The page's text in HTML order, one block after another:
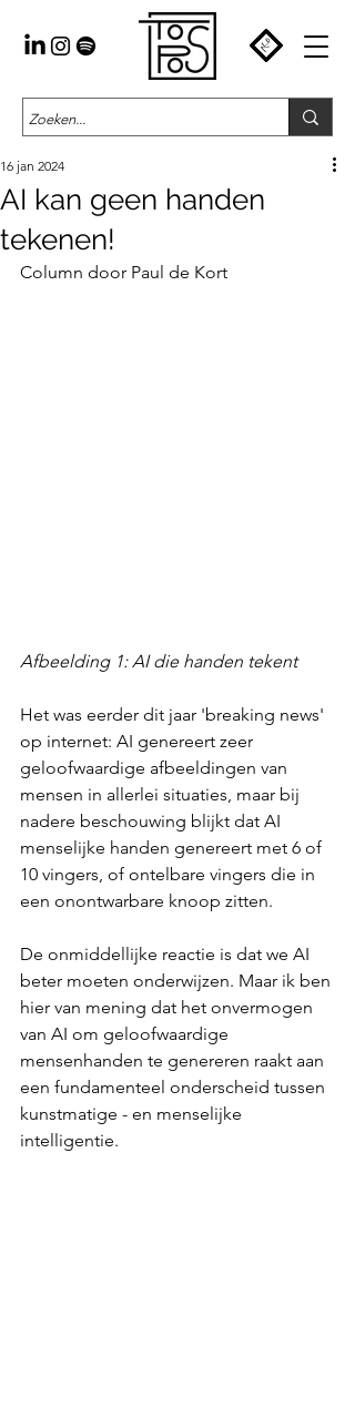
AI kan geen handen
tekenen!
16 jan 2024
Column door Paul de Kort
Afbeelding 1: AI die handen tekent
Het was eerder dit jaar 'breaking news'
op internet: AI genereert zeer
geloofwaardige afbeeldingen van
mensen in allerlei situaties, maar bij
nadere beschouwing blijkt dat AI
menselijke handen genereert met 6 of
10 vingers, of ontelbare vingers die in
een onontwarbare knoop zitten.
De onmiddellijke reactie is dat we AI
beter moeten onderwijzen. Maar ik ben
hier van mening dat het onvermogen
van AI om geloofwaardige
mensenhanden te genereren raakt aan
een fundamenteel onderscheid tussen
kunstmatige - en menselijke
intelligentie.